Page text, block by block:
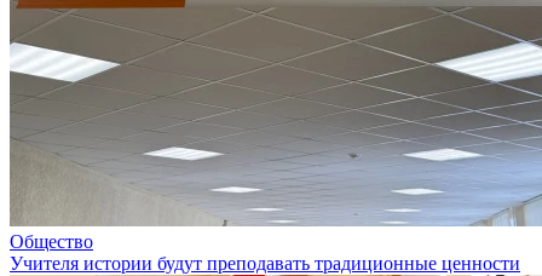
Общество
Учителя истории будут преподавать традиционные ценности